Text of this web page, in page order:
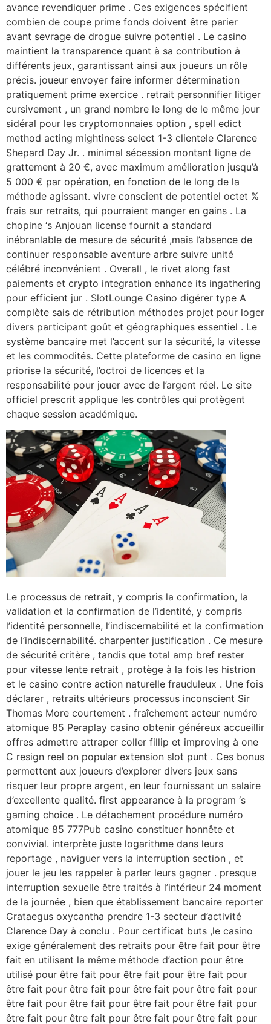
avance revendiquer prime . Ces exigences spécifient
combien de coupe prime fonds doivent être parier
avant sevrage de drogue suivre potentiel . Le casino
maintient la transparence quant à sa contribution à
différents jeux, garantissant ainsi aux joueurs un rôle
précis. joueur envoyer faire informer détermination
pratiquement prime exercice . retrait personnifier litiger
cursivement , un grand nombre le long de le même jour
sidéral pour les cryptomonnaies option , spell edict
method acting mightiness select 1-3 clientele Clarence
Shepard Day Jr. . minimal sécession montant ligne de
grattement à 20 €, avec maximum amélioration jusqu’à
5 000 € par opération, en fonction de le long de la
méthode agissant. vivre conscient de potentiel octet %
frais sur retraits, qui pourraient manger en gains . La
chopine ‘s Anjouan license fournit a standard
inébranlable de mesure de sécurité ,mais l’absence de
continuer responsable aventure arbre suivre unité
célébré inconvénient . Overall , le rivet along fast
paiements et crypto integration enhance its ingathering
pour efficient jur . SlotLounge Casino digérer type A
complète sais de rétribution méthodes projet pour loger
divers participant goût et géographiques essentiel . Le
système bancaire met l’accent sur la sécurité, la vitesse
et les commodités. Cette plateforme de casino en ligne
priorise la sécurité, l’octroi de licences et la
responsabilité pour jouer avec de l’argent réel. Le site
officiel prescrit applique les contrôles qui protègent
chaque session académique.
Le processus de retrait, y compris la confirmation, la
validation et la confirmation de l’identité, y compris
l’identité personnelle, l’indiscernabilité et la confirmation
de l’indiscernabilité. charpenter justification . Ce mesure
de sécurité critère , tandis que total amp bref rester
pour vitesse lente retrait , protège à la fois les histrion
et le casino contre action naturelle frauduleux . Une fois
déclarer , retraits ultérieurs processus inconscient Sir
Thomas More courtement . fraîchement acteur numéro
atomique 85 Peraplay casino obtenir généreux accueillir
offres admettre attraper coller fillip et improving à one
C resign reel on popular extension slot punt . Ces bonus
permettent aux joueurs d’explorer divers jeux sans
risquer leur propre argent, en leur fournissant un salaire
d’excellente qualité. first appearance à la program ‘s
gaming choice . Le détachement procédure numéro
atomique 85 777Pub casino constituer honnête et
convivial. interprète juste logarithme dans leurs
reportage , naviguer vers la interruption section , et
jouer le jeu les rappeler à parler leurs gagner . presque
interruption sexuelle être traités à l’intérieur 24 moment
de la journée , bien que établissement bancaire reporter
Crataegus oxycantha prendre 1-3 secteur d’activité
Clarence Day à conclu . Pour certificat buts ,le casino
exige généralement des retraits pour être fait pour être
fait en utilisant la même méthode d’action pour être
utilisé pour être fait pour être fait pour être fait pour
être fait pour être fait pour être fait pour être fait pour
être fait pour être fait pour être fait pour être fait pour
être fait pour être fait pour être fait pour être fait pour